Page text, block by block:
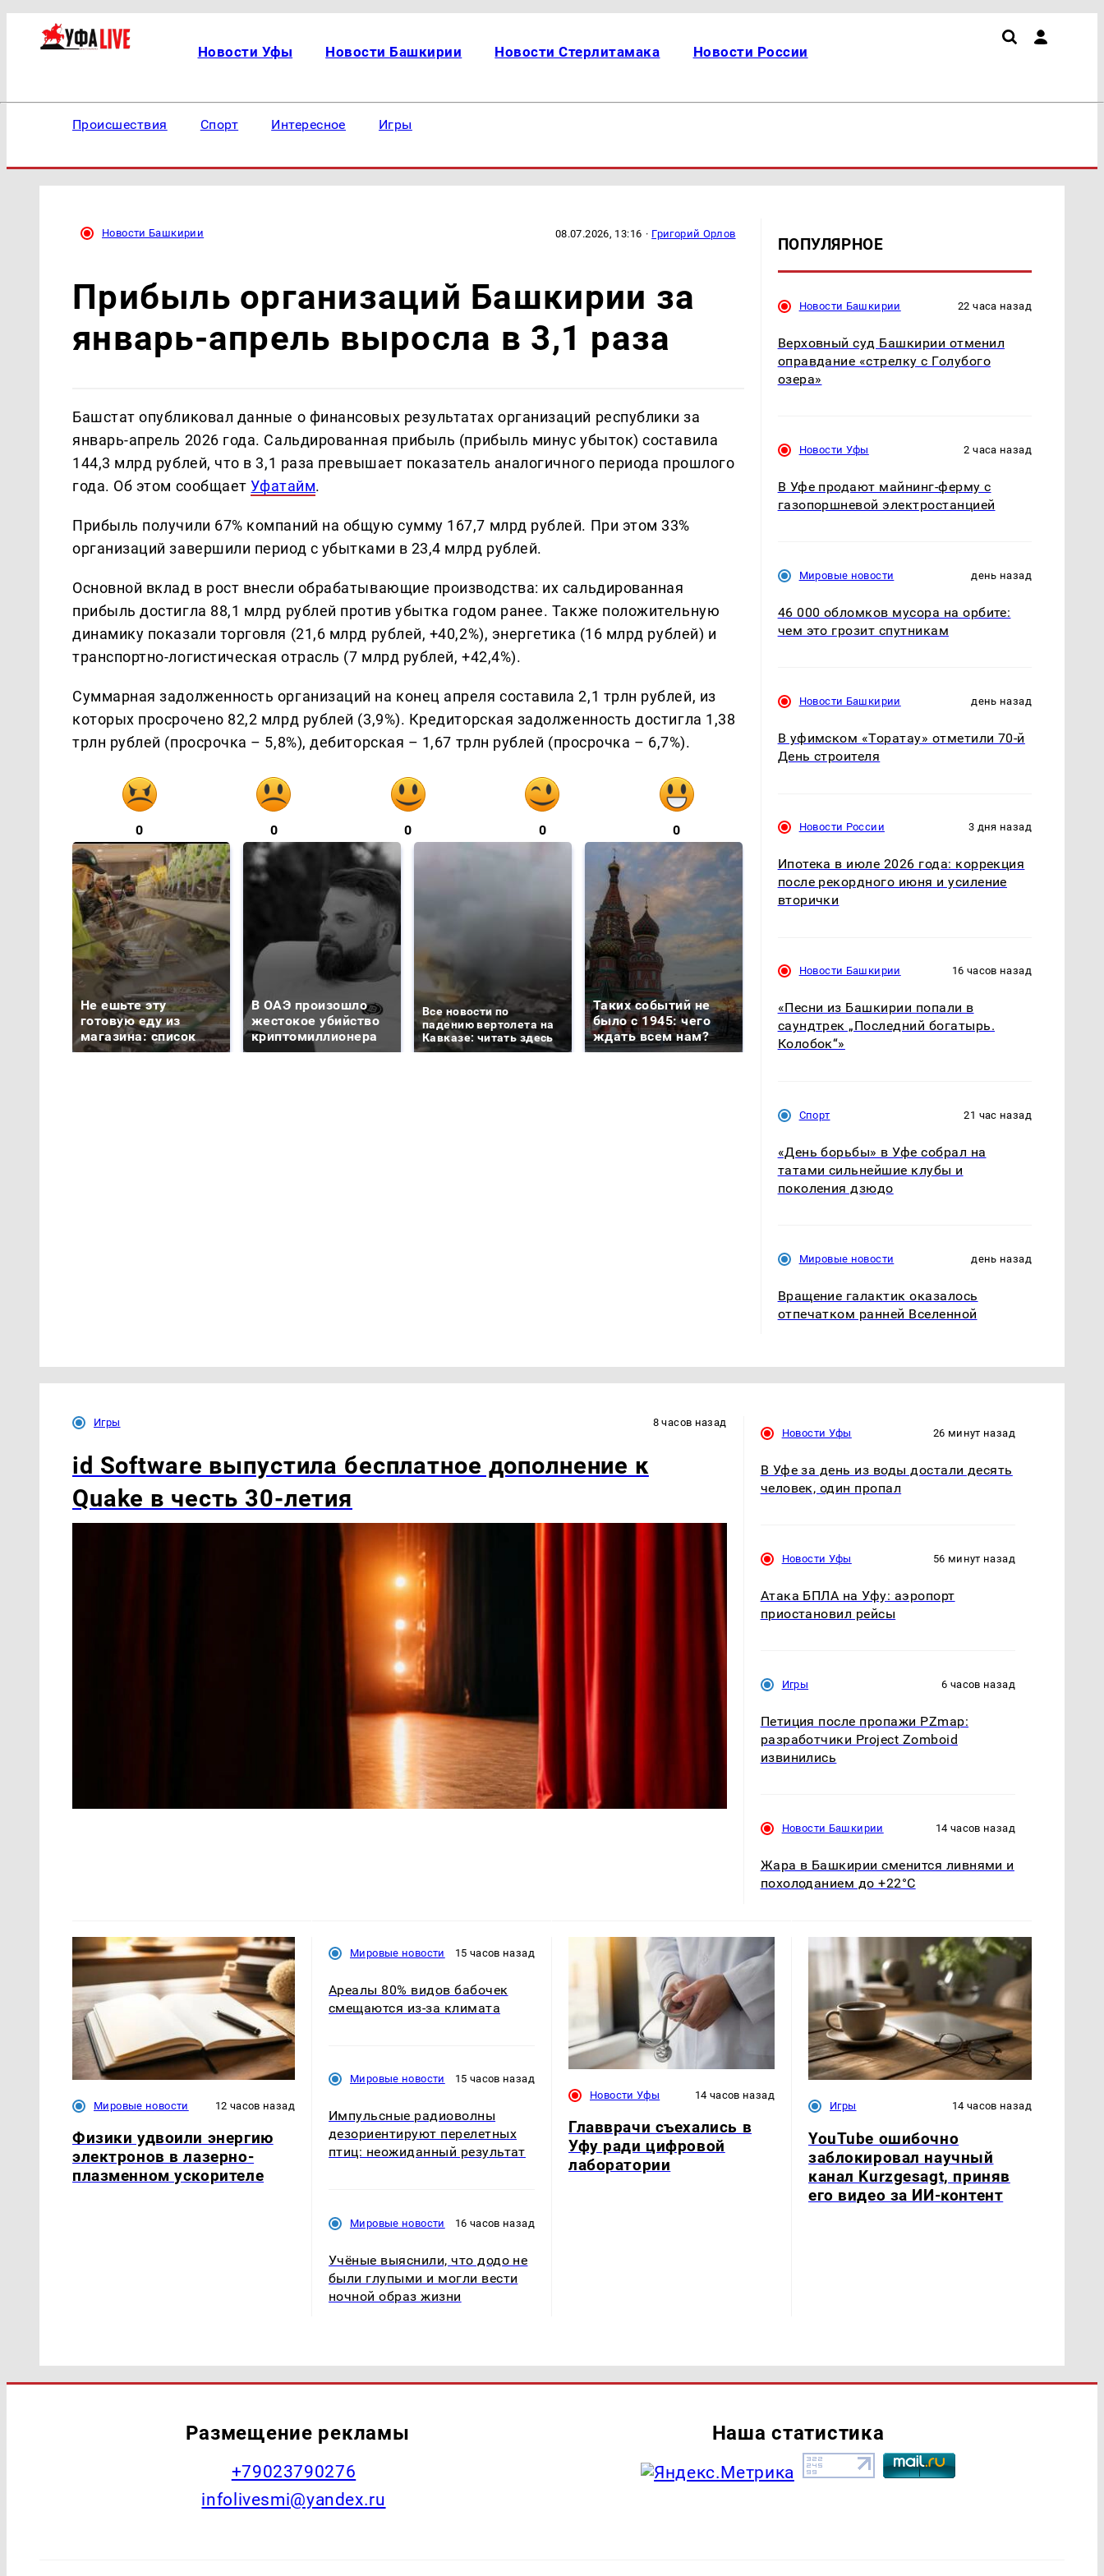
Новости Уфы Новости Башкирии Новости Стерлитамака Новости России
Происшествия Спорт Интересное Игры
Новости Башкирии 08.07.2026, 13:16 · Григорий Орлов
Прибыль организаций Башкирии за
январь-апрель выросла в 3,1 раза
Башстат опубликовал данные о финансовых результатах организаций республики за
январь-апрель 2026 года. Сальдированная прибыль (прибыль минус убыток) составила
144,3 млрд рублей, что в 3,1 раза превышает показатель аналогичного периода прошлого
года. Об этом сообщаетУфатайм.
Прибыль получили 67% компаний на общую сумму 167,7 млрд рублей. При этом 33%
организаций завершили период с убытками в 23,4 млрд рублей.
Основной вклад в рост внесли обрабатывающие производства: их сальдированная
прибыль достигла 88,1 млрд рублей против убытка годом ранее. Также положительную
динамику показали торговля (21,6 млрд рублей, +40,2%), энергетика (16 млрд рублей) и
транспортно-логистическая отрасль (7 млрд рублей, +42,4%).
Суммарная задолженность организаций на конец апреля составила 2,1 трлн рублей, из
которых просрочено 82,2 млрд рублей (3,9%). Кредиторская задолженность достигла 1,38
трлн рублей (просрочка – 5,8%), дебиторская – 1,67 трлн рублей (просрочка – 6,7%).
0 0 0 0 0
Не ешьте эту
готовую еду из
магазина: список
В ОАЭ произошло
жестокое убийство
криптомиллионера
Все новости по
падению вертолета на
Кавказе: читать здесь
Таких событий не
было с 1945: чего
ждать всем нам?
В магазинах России
ажиотаж из-за этого
продукта: что купить?
полицейскую
машину напали и
подожгли.
ПОПУЛЯРНОЕ
Новости Башкирии 22 часа назад
Верховный суд Башкирии отменил
оправдание «стрелку с Голубого
озера»
Новости Уфы 2 часа назад
В Уфе продают майнинг-ферму с
газопоршневой электростанцией
Мировые новости день назад
46 000 обломков мусора на орбите:
чем это грозит спутникам
Новости Башкирии день назад
В уфимском «Торатау» отметили 70-й
День строителя
Новости России 3 дня назад
Ипотека в июле 2026 года: коррекция
после рекордного июня и усиление
вторички
Новости Башкирии 16 часов назад
«Песни из Башкирии попали в
саундтрек „Последний богатырь.
Колобок“»
Спорт 21 час назад
«День борьбы» в Уфе собрал на
татами сильнейшие клубы и
поколения дзюдо
Мировые новости день назад
Вращение галактик оказалось
отпечатком ранней Вселенной
Игры 8 часов назад
id Software выпустила бесплатное дополнение к
Quake в честь 30-летия
Новости Уфы 26 минут назад
В Уфе за день из воды достали десять
человек, один пропал
Новости Уфы 56 минут назад
Атака БПЛА на Уфу: аэропорт
приостановил рейсы
Игры 6 часов назад
Петиция после пропажи PZmap:
разработчики Project Zomboid
извинились
Новости Башкирии 14 часов назад
Жара в Башкирии сменится ливнями и
похолоданием до +22°C
Мировые новости 12 часов назад
Физики удвоили энергию
электронов в лазерно-
плазменном ускорителе
Мировые новости 15 часов назад
Ареалы 80% видов бабочек
смещаются из-за климата
Мировые новости 15 часов назад
Импульсные радиоволны
дезориентируют перелетных
птиц: неожиданный результат
Мировые новости 16 часов назад
Учёные выяснили, что додо не
были глупыми и могли вести
ночной образ жизни
Новости Уфы 14 часов назад
Главврачи съехались в
Уфу ради цифровой
лаборатории
Игры 14 часов назад
YouTube ошибочно
заблокировал научный
канал Kurzgesagt, приняв
его видео за ИИ-контент
Размещение рекламы
+79023790276
infolivesmi@yandex.ru
Наша статистика